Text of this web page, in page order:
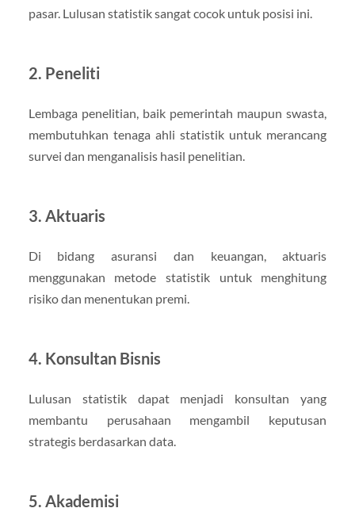
pasar. Lulusan statistik sangat cocok untuk posisi ini.
2. Peneliti
Lembaga penelitian, baik pemerintah maupun swasta,
membutuhkan tenaga ahli statistik untuk merancang
survei dan menganalisis hasil penelitian.
3. Aktuaris
Di bidang asuransi dan keuangan, aktuaris
menggunakan metode statistik untuk menghitung
risiko dan menentukan premi.
4. Konsultan Bisnis
Lulusan statistik dapat menjadi konsultan yang
membantu perusahaan mengambil keputusan
strategis berdasarkan data.
5. Akademisi